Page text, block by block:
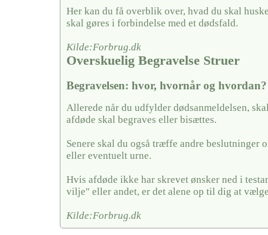
Her kan du få overblik over, hvad du skal
skal gøres i forbindelse med et dødsfald.
Kilde:Forbrug.dk
Overskuelig Begravelse Struer
Begravelsen: hvor, hvornår og hvordan?
Allerede når du udfylder dødsanmeldelsen,
afdøde skal begraves eller bisættes.
Senere skal du også træffe andre beslutninger
eller eventuelt urne.
Hvis afdøde ikke har skrevet ønsker ned i
vilje" eller andet, er det alene op til dig at
Kilde:Forbrug.dk